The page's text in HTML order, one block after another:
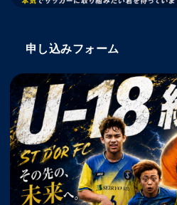
申し込みフォーム